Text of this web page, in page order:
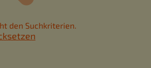
den Suchkriterien.